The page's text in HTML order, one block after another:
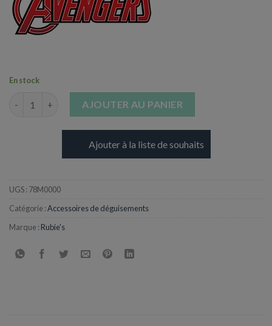
En stock
quantité de Marteau de Thor - Adulte
AJOUTER AU PANIER
Ajouter à la liste de souhaits
UGS : 78M0000
Catégorie :Accessoires de déguisements
Marque : Rubie's